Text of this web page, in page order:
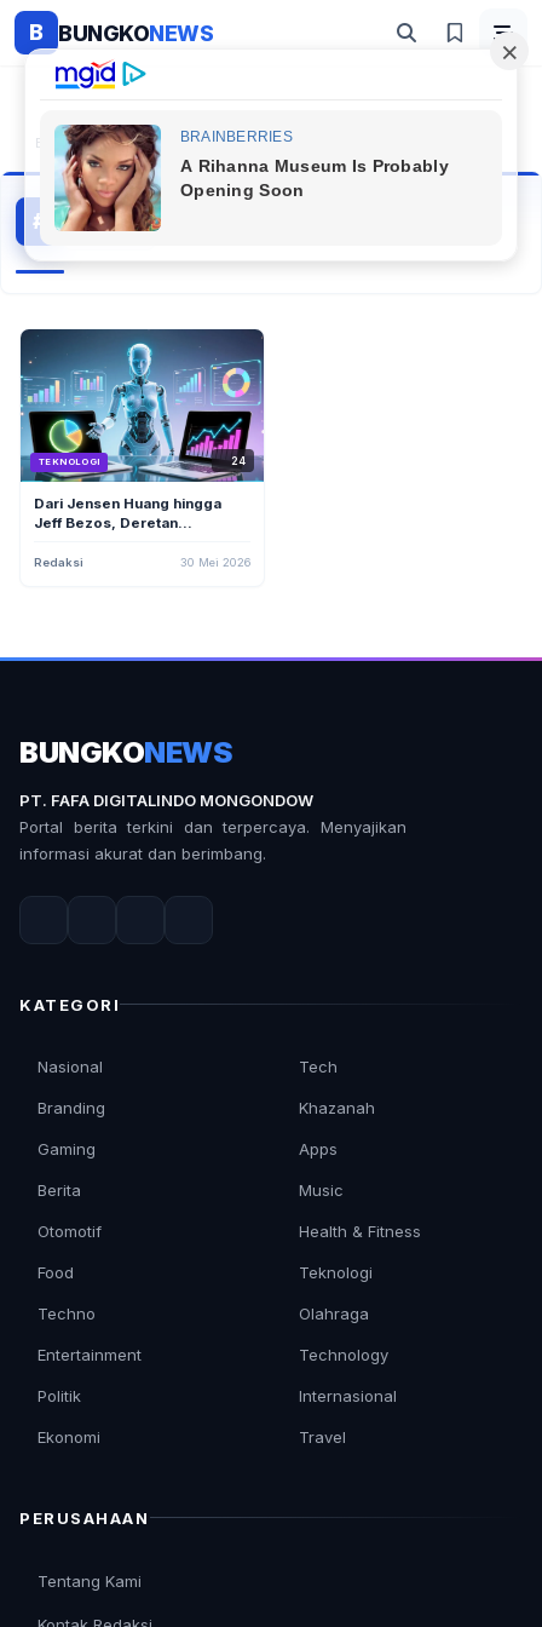
B BUNGKONEWS
Beranda #Jensen Huang Wife
#
Jensen Huang Wife
1 artikel
TEKNOLOGI 24
Dari Jensen Huang hingga
Jeff Bezos, Deretan
Kehilangan Miliaran Dolar
Redaksi 30 Mei 2026
BUNGKONEWS
PT. FAFA DIGITALINDO MONGONDOW
Portal berita terkini dan terpercaya. Menyajikan
informasi akurat dan berimbang.
KATEGORI
Nasional
Branding
Gaming
Berita
Otomotif
Tech
Khazanah
Apps
Music
Health & Fitness
Food
Techno
Entertainment
Politik
Ekonomi
Teknologi
Olahraga
Technology
Internasional
Travel
PERUSAHAAN
Tentang Kami